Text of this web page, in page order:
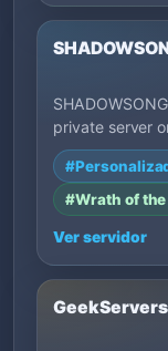
private server
#Wrath of
Ver servidor
GeekServers